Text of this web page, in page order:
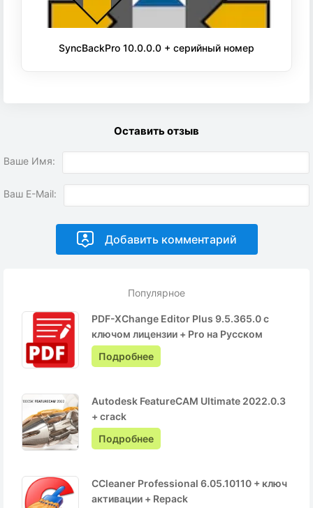
Популярное
PDF-XChange Editor Plus 9.5.365.0 с
ключом лицензии + Pro на Русском
Подробнее
Autodesk FeatureCAM Ultimate 2022.0.3
+ crack
Подробнее
CCleaner Professional 6.05.10110 + ключ
активации + Repack
SyncBackPro 10.0.0.0 + серийный номер
Оставить отзыв
Ваше Имя:
Ваш E-Mail: